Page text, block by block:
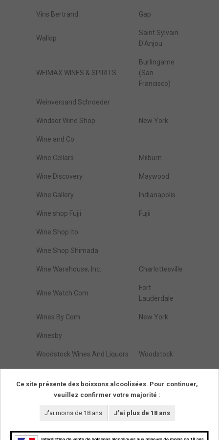
Vins Bertrand Gap
Wallop
Saint Sylvain
D'Anjou
WEIMAX WINES & SPIRITS
Burlingame
(San
Francisco)
Weinversand Schroeder
Windsor Wine Shop New York
Wine and Co
Wine Cellars Milburn
Wine Discovery Maywood
Wine Gallery Indianapolis
Wine shop Fujii Fujii
Wine Shop Ito
Wine Shop Shimada
Wine Warehouse, Inc. Charlottesville
Wine Watch.Com
Fort
Lauderdale
Wines By Com New York
Winesby
Woodstock Wines And Liquors Woodstock
274
Ce site présente des boissons alcoolisées. Pour continuer,
veuillez confirmer votre majorité :
J'ai moins de 18 ans J'ai plus de 18 ans